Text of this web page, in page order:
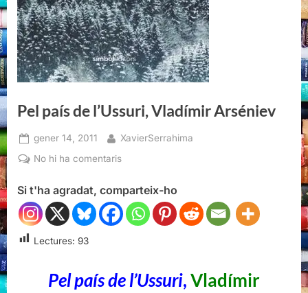
Pel país de l’Ussuri, Vladímir Arséniev
Posted
on
gener 14, 2011 By
XavierSerrahima
No hi ha comentarisa
país
de
l’Ussuri,
Si t'ha agradat, comparteix-ho
Lectures: 93
Pel país de l’Ussuri,Vladímir